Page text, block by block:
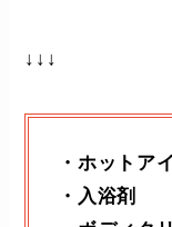
↓↓↓
・ホットア
・入浴剤